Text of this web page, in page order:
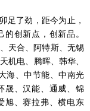
足了劲，距今为止，
创新点，创新品。
天合、阿特斯、无锡
机电、腾晖、韩华、
海、中节能、中南光
晟、汉能、通威、锦
旭、赛拉弗、横电东